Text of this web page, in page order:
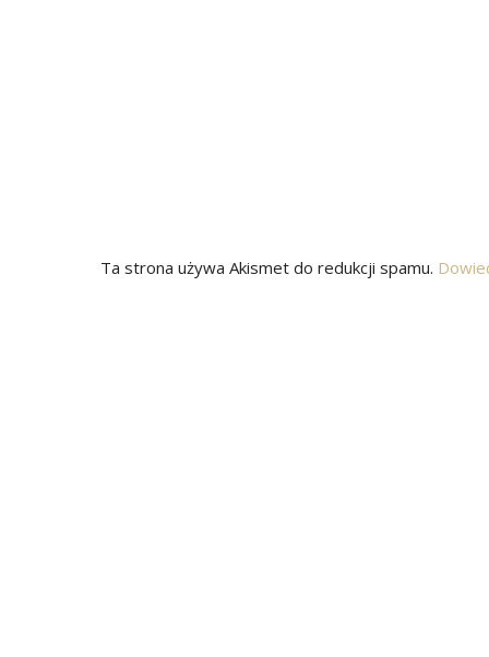
Ta strona używa Akismet do redukcji spamu.